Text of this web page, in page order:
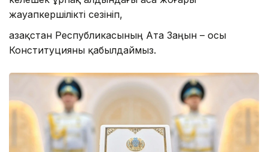
жауапкершілікті сезініп,
Қазақстан Республикасының Ата Заңын – осы
Конституцияны қабылдаймыз.